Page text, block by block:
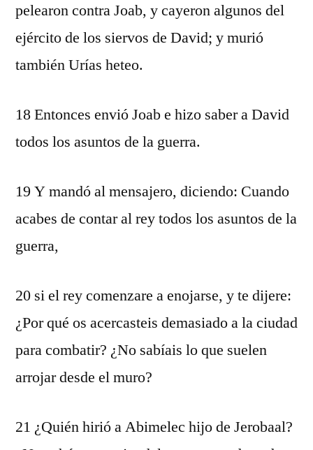
pelearon contra Joab, y cayeron algunos del
ejército de los siervos de David; y murió
también Urías heteo.
18 Entonces envió Joab e hizo saber a David
todos los asuntos de la guerra.
19 Y mandó al mensajero, diciendo: Cuando
acabes de contar al rey todos los asuntos de la
guerra,
20 si el rey comenzare a enojarse, y te dijere:
¿Por qué os acercasteis demasiado a la ciudad
para combatir? ¿No sabíais lo que suelen
arrojar desde el muro?
21 ¿Quién hirió a Abimelec hijo de Jerobaal?